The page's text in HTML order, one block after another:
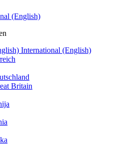
(English)
International (English)
Britain